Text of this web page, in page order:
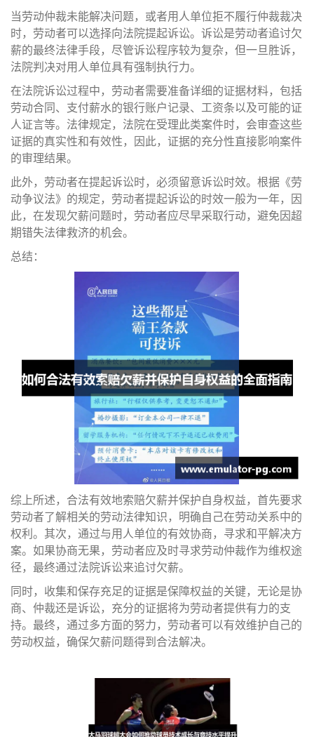
当劳动仲裁未能解决问题，或者用人单位拒不履行仲裁裁决
时，劳动者可以选择向法院提起诉讼。诉讼是劳动者追讨欠
薪的最终法律手段，尽管诉讼程序较为复杂，但一旦胜诉，
法院判决对用人单位具有强制执行力。
在法院诉讼过程中，劳动者需要准备详细的证据材料，包括
劳动合同、支付薪水的银行账户记录、工资条以及可能的证
人证言等。法律规定，法院在受理此类案件时，会审查这些
证据的真实性和有效性，因此，证据的充分性直接影响案件
的审理结果。
此外，劳动者在提起诉讼时，必须留意诉讼时效。根据《劳
动争议法》的规定，劳动者提起诉讼的时效一般为一年，因
此，在发现欠薪问题时，劳动者应尽早采取行动，避免因超
期错失法律救济的机会。
总结：
综上所述，合法有效地索赔欠薪并保护自身权益，首先要求
劳动者了解相关的劳动法律知识，明确自己在劳动关系中的
权利。其次，通过与用人单位的有效协商，寻求和平解决方
案。如果协商无果，劳动者应及时寻求劳动仲裁作为维权途
径，最终通过法院诉讼来追讨欠薪。
同时，收集和保存充足的证据是保障权益的关键，无论是协
商、仲裁还是诉讼，充分的证据将为劳动者提供有力的支
持。最终，通过多方面的努力，劳动者可以有效维护自己的
劳动权益，确保欠薪问题得到合法解决。